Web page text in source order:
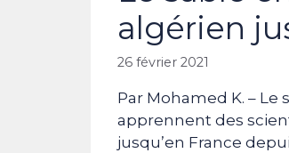
algérien
26 février 2021
Par Mohamed K. – Le
apprennent des
jusqu’en France